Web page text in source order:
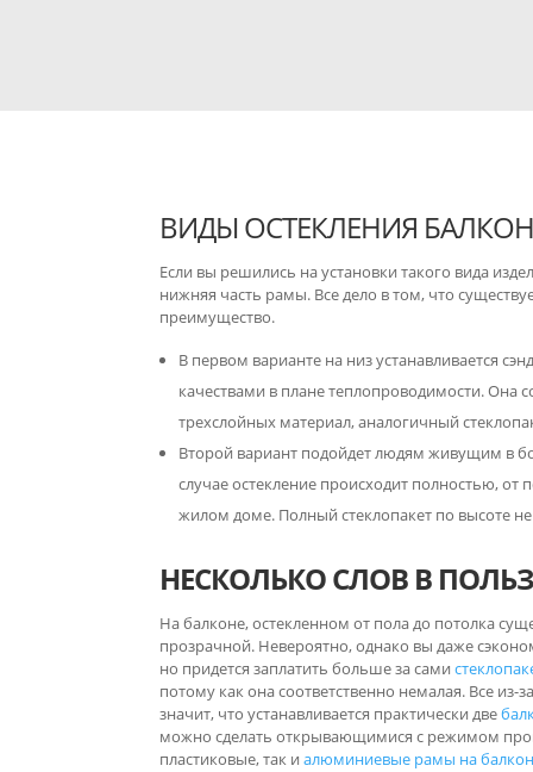
ВИДЫ ОСТЕКЛЕНИЯ
Если вы решились на установки такого вида
нижняя часть рамы. Все дело в том, что
преимущество.
В первом варианте на низ устанавливается
качествами в плане теплопроводимости. Она
трехслойных материал, аналогичный
Второй вариант подойдет людям живущим в
случае остекление происходит полностью,
жилом доме. Полный стеклопакет по высоте
НЕСКОЛЬКО СЛОВ В
На балконе, остекленном от пола до потолка
прозрачной. Невероятно, однако вы даже
но придется заплатить больше за сами
потому как она соответственно немалая. Все из-
значит, что устанавливается практически две
можно сделать открывающимися с режимом
пластиковые, так иалюминиевые рамы на